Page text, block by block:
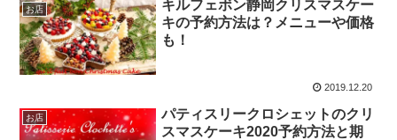
お店
キルフェボン静岡クリスマスケー
キの予約方法は？メニューや価格
も！
2019.12.20
お店
パティスリークロシェットのクリ
スマスケーキ2020予約方法と期